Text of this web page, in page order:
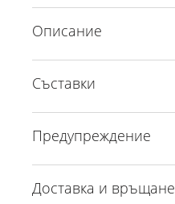
Описание
Съставки
Предупреждение
Доставка и връщане